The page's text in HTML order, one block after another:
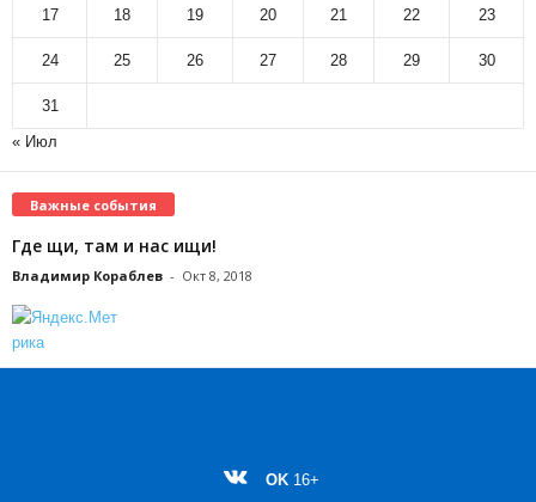
17 18 19 20 21 22 23
24 25 26 27 28 29 30
31
« Июл
Важные события
Где щи, там и нас ищи!
Владимир Кораблев - Окт 8, 2018
OK 16+